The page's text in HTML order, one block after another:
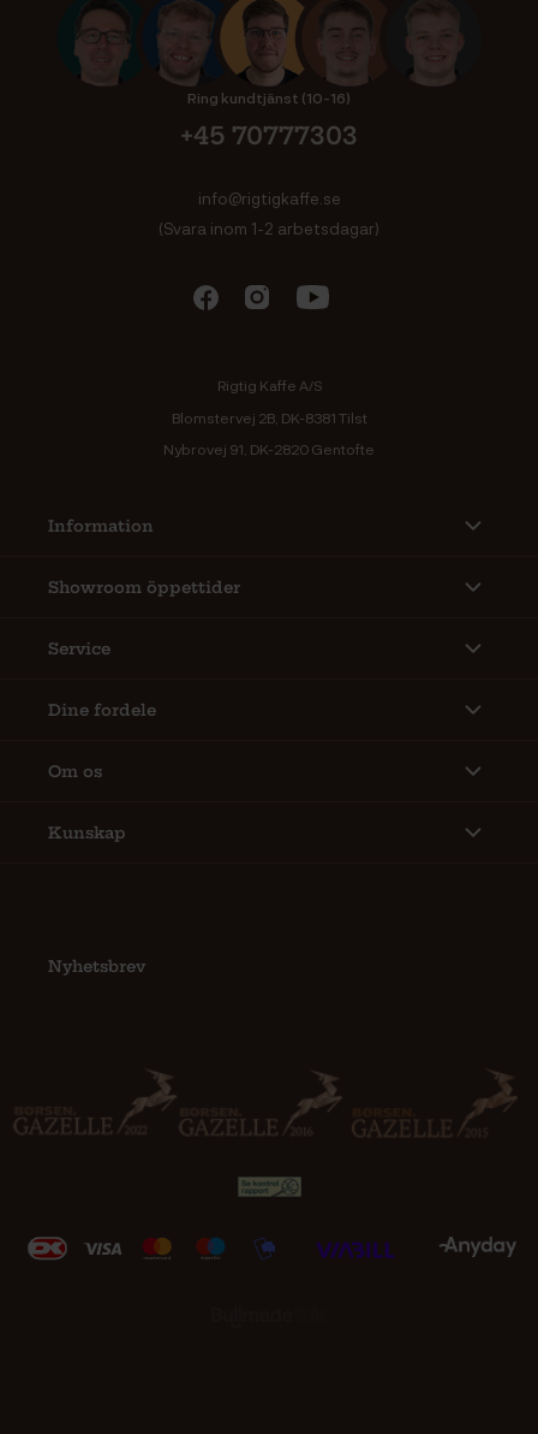
Ring kundtjänst (10-16)
+45 70777303
info@rigtigkaffe.se
(Svara inom 1-2 arbetsdagar)
Rigtig Kaffe A/S
Blomstervej 2B, DK-8381 Tilst
Nybrovej 91, DK-2820 Gentofte
Information
Showroom öppettider
Service
Dine fordele
Om os
Kunskap
Nyhetsbrev